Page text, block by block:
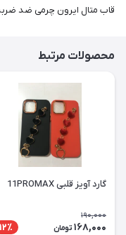
قاب متال ایرون چرمی ضد
محصولات مرتبط
گارد آویز قلبی 11PROMAX
190,000
168,000 تومان 12٪